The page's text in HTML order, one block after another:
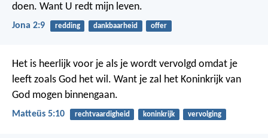
doen. Want U redt mijn leven.
Jona 2:9 redding dankbaarheid offer
Het is heerlijk voor je als je wordt vervolgd omdat je
leeft zoals God het wil. Want je zal het Koninkrijk van
God mogen binnengaan.
Matteüs 5:10 rechtvaardigheid koninkrijk vervolging